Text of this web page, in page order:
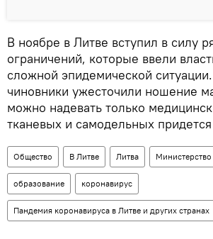
В ноябре в Литве вступил в силу
ограничений, которые ввели
сложной эпидемической
чиновники ужесточили ношение
можно надевать только
тканевых и самодельных придется
Общество В Литве Литва
образование коронавирус
Пандемия коронавируса в Литве и других странах